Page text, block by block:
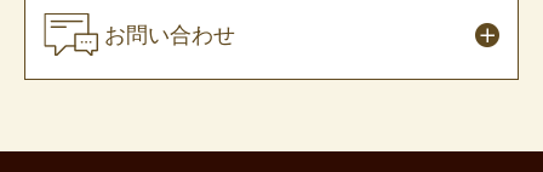
お問い合わせ